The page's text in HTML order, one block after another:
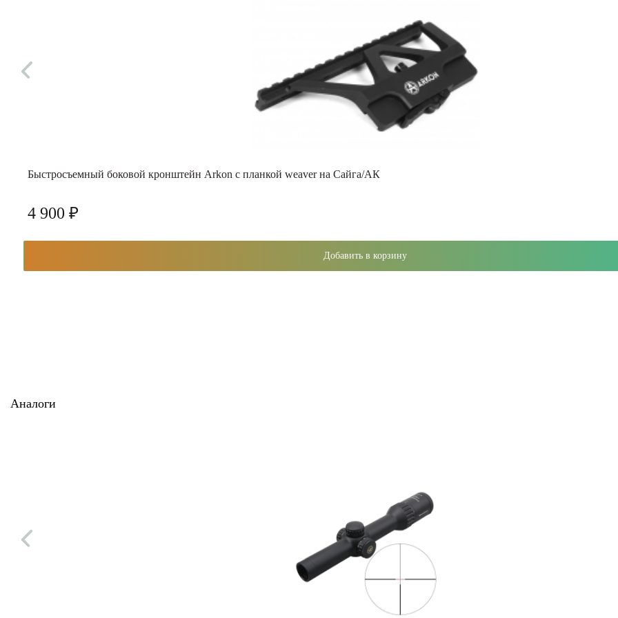
Быстросъемный боковой кронштейн Arkon с планкой weaver на Сайга/АК
4 900 ₽
Добавить в корзину
Аналоги